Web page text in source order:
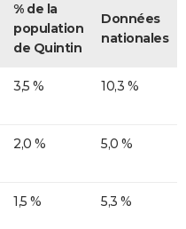
% de la
population
de Quintin
Données
nationales
3,5 % 10,3 %
2,0 % 5,0 %
1,5 % 5,3 %